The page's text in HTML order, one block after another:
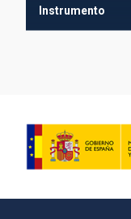
Instrumento